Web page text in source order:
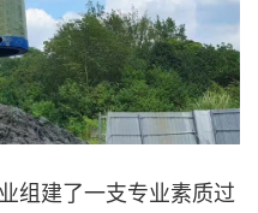
组建了一支专业素质过